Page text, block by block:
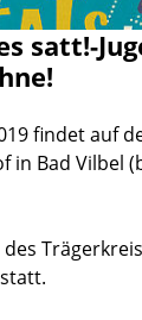
satt!-
findet auf
in Bad Vilbel
des